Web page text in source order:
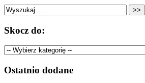
Skocz do:
Ostatnio dodane